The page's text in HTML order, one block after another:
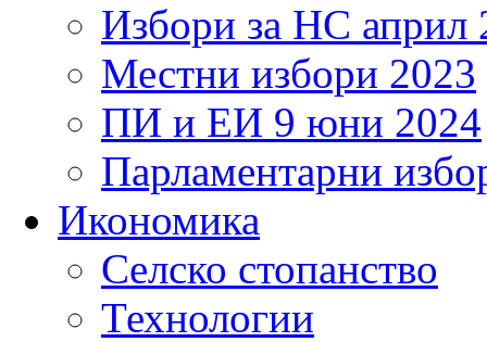
Избори за НС април
Местни избори 2023
ПИ и ЕИ 9 юни 2024
Парламентарни
Икономика
Селско стопанство
Технологии